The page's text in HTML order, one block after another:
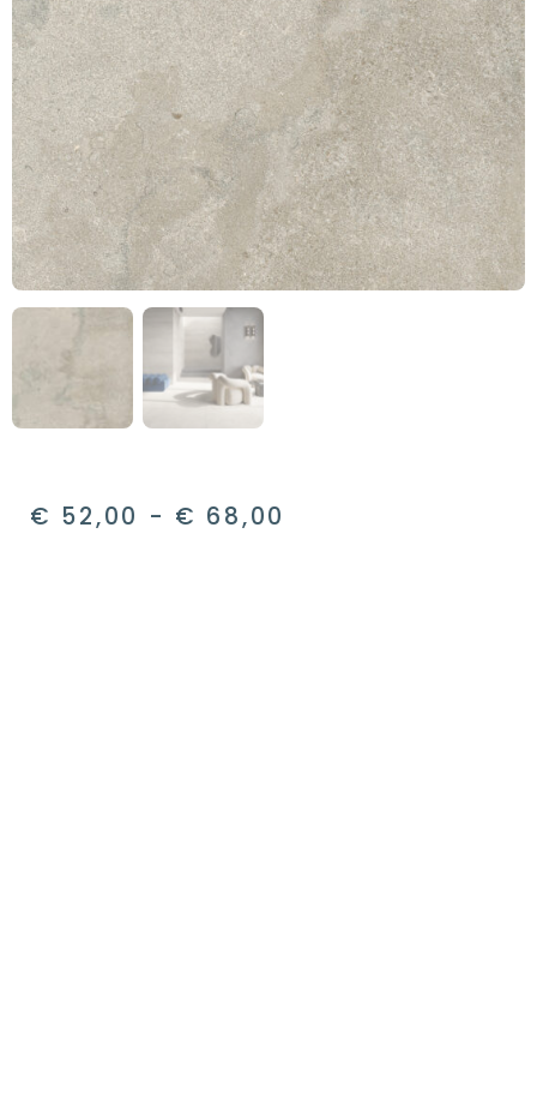
€ 52,00 - € 68,00